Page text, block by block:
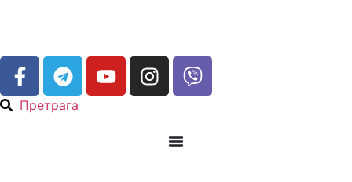
Претрага